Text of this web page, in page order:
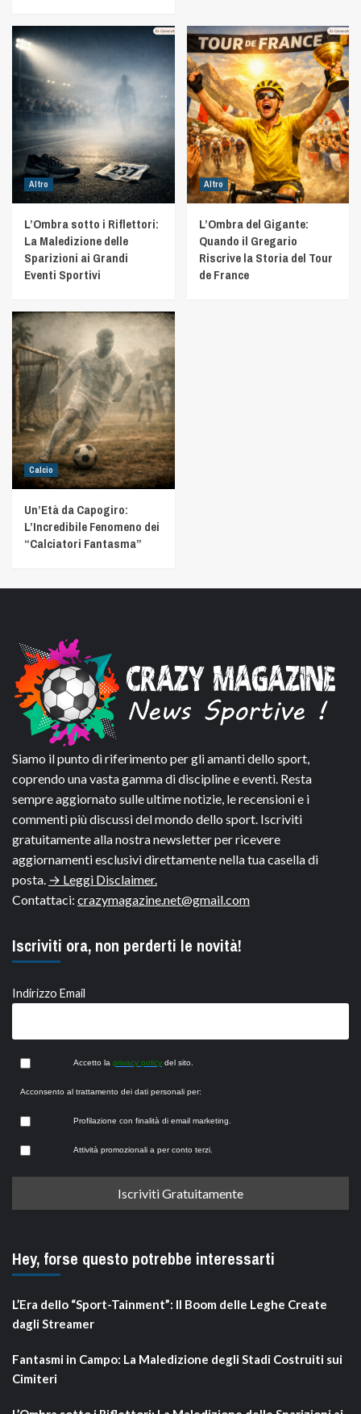
Altro
L’Ombra sotto i Riflettori:
La Maledizione delle
Sparizioni ai Grandi
Eventi Sportivi
Altro
L’Ombra del Gigante:
Quando il Gregario
Riscrive la Storia del Tour
de France
Calcio
Un’Età da Capogiro:
L’Incredibile Fenomeno dei
“Calciatori Fantasma”
Siamo il punto di riferimento per gli amanti dello sport,
coprendo una vasta gamma di discipline e eventi. Resta
sempre aggiornato sulle ultime notizie, le recensioni e i
commenti più discussi del mondo dello sport. Iscriviti
gratuitamente alla nostra newsletter per ricevere
aggiornamenti esclusivi direttamente nella tua casella di
posta. → Leggi Disclaimer.
Contattaci: crazymagazine.net@gmail.com
Iscriviti ora, non perderti le novità!
Indirizzo Email
Accetto la privacy policy del sito.
Acconsento al trattamento dei dati personali per:
Profilazione con finalità di email marketing.
Attività promozionali a per conto terzi.
Hey, forse questo potrebbe interessarti
L’Era dello “Sport-Tainment”: Il Boom delle Leghe Create
dagli Streamer
Fantasmi in Campo: La Maledizione degli Stadi Costruiti sui
Cimiteri